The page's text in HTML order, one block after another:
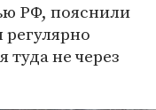
РФ, пояснили
не через